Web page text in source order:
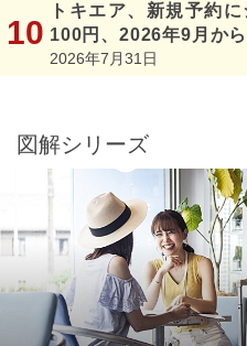
トキエア、新規予約
100円、2026年9月から
2026年7月31日
図解シリーズ